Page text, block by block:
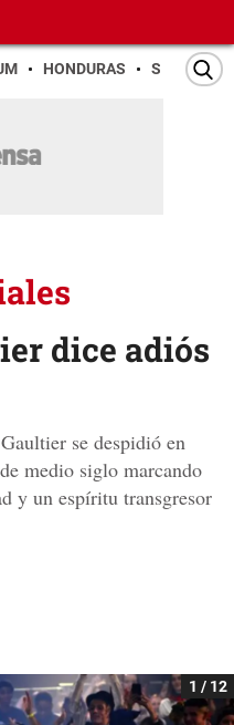
HONDURAS SAN PEDRO
dice adiós
se despidió en
medio siglo marcando
y un espíritu transgresor
1 / 12